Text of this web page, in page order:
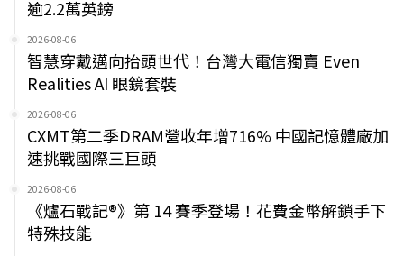
逾2.2萬英鎊
2026-08-06
智慧穿戴邁向抬頭世代！台灣大電信獨賣 Even
Realities AI 眼鏡套裝
2026-08-06
CXMT第二季DRAM營收年增716% 中國記憶體廠加
速挑戰國際三巨頭
2026-08-06
《爐石戰記®》第 14 賽季登場！花費金幣解鎖手下
特殊技能